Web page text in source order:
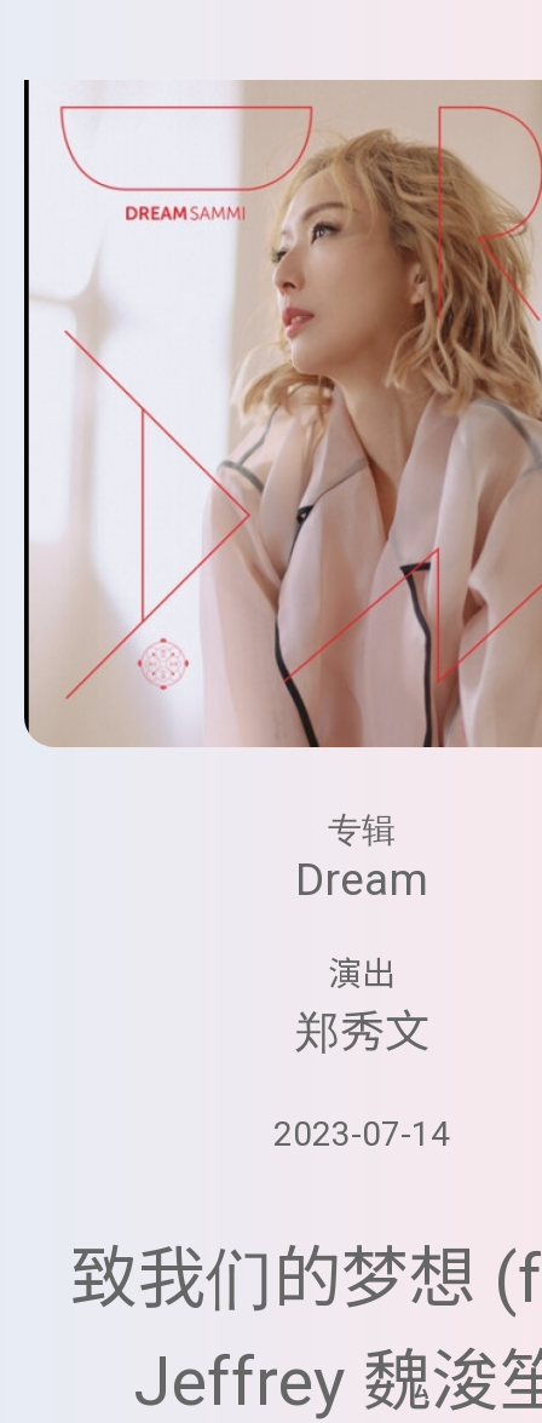
专辑
Dream
演出
郑秀文
2023-07-14
致我们的梦想
Jeffrey 魏浚